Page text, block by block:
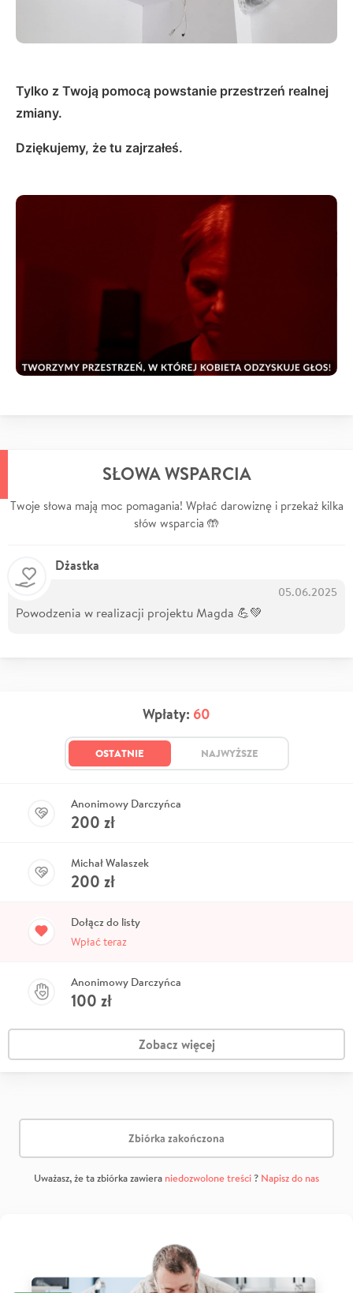
Tylko z Twoją pomocą powstanie przestrzeń realnej
zmiany.
Dziękujemy, że tu zajrzałeś.
SŁOWA WSPARCIA
Twoje słowa mają moc pomagania! Wpłać darowiznę i przekaż kilka
słów wsparcia 🤲
Dżastka
05.06.2025
Powodzenia w realizacji projektu Magda 💪💚
Wpłaty: 60
OSTATNIE NAJWYŻSZE
Anonimowy Darczyńca
200 zł
Michał Walaszek
200 zł
Dołącz do listy
Wpłać teraz
Anonimowy Darczyńca
100 zł
Zobacz więcej
Zbiórka zakończona
Uważasz, że ta zbiórka zawiera niedozwolone treści? Napisz do nas